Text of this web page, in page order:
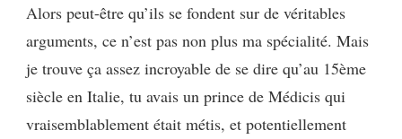
Alors peut-être qu’ils se fondent sur de véritables
arguments, ce n’est pas non plus ma spécialité. Mais
je trouve ça assez incroyable de se dire qu’au 15ème
siècle en Italie, tu avais un prince de Médicis qui
vraisemblablement était métis, et potentiellement